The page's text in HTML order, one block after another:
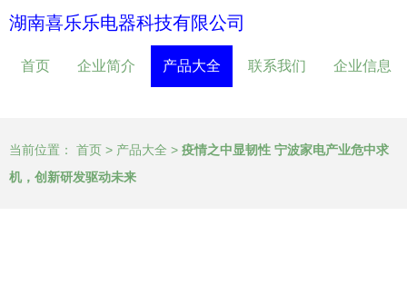
湖南喜乐乐电器科技有限公司
首页 企业简介 产品大全 联系我们 企业信息
当前位置： 首页 > 产品大全 > 疫情之中显韧性 宁波家电产业危中求
机，创新研发驱动未来